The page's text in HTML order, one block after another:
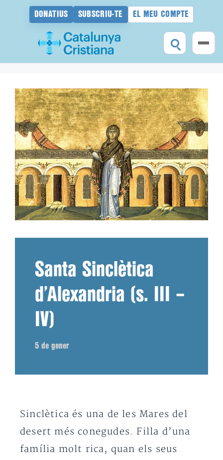
DONATIUS SUBSCRIU-TE EL MEU COMPTE
contingut
Santa Sinclètica
d’Alexandria (s. III –
IV)
5 de gener
Sinclètica és una de les Mares del
desert més conegudes. Filla d’una
família molt rica, quan els seus